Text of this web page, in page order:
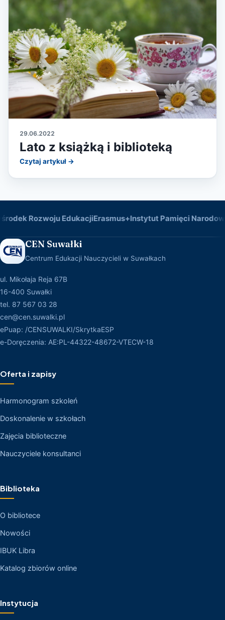
29.06.2022
Lato z książką i biblioteką
Czytaj artykuł →
Rozwoju EdukacjiErasmus+Instytut Pamięci Narodowej
CEN Suwałki
Centrum Edukacji Nauczycieli w Suwałkach
ul. Mikołaja Reja 67B
16-400 Suwałki
tel. 87 567 03 28
cen@cen.suwalki.pl
ePuap: /CENSUWALKI/SkrytkaESP
e-Doręczenia: AE:PL-44322-48672-VTECW-18
Oferta i zapisy
Harmonogram szkoleń
Doskonalenie w szkołach
Zajęcia biblioteczne
Nauczyciele konsultanci
Biblioteka
O bibliotece
Nowości
IBUK Libra
Katalog zbiorów online
Instytucja